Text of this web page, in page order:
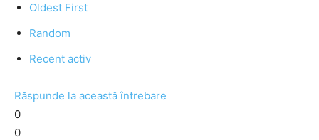
Oldest First
Random
Recent activ
Răspunde la această întrebare
0
0